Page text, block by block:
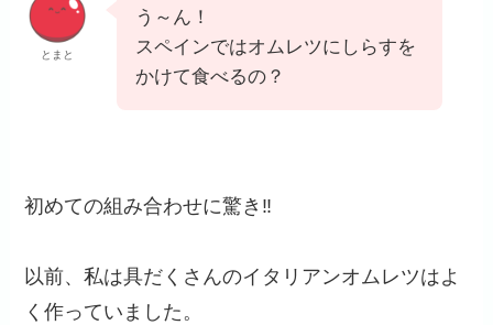
とまと
う～ん！
スペインではオムレツにしらすを
かけて食べるの？
初めての組み合わせに驚き‼
以前、私は具だくさんのイタリアンオムレツはよ
く作っていました。